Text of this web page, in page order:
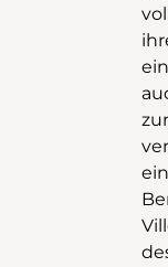
auch
die